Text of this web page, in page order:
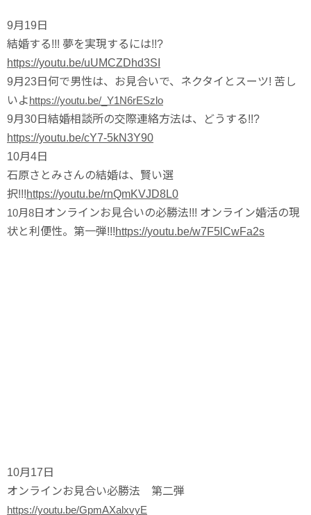
9月19日
結婚する!!! 夢を実現するには!!?
https://youtu.be/uUMCZDhd3SI
9月23日 何で男性は、お見合いで、ネクタイとスーツ! 苦し
いよhttps://youtu.be/_Y1N6rESzlo
9月30日 結婚相談所の交際連絡方法は、どうする!!?
https://youtu.be/cY7-5kN3Y90
10月4日
石原さとみさんの結婚は、賢い選
択!!!https://youtu.be/rnQmKVJD8L0
10月8日 オンラインお見合いの必勝法!!! オンライン婚活の現
状と利便性。第一弾!!!https://youtu.be/w7F5lCwFa2s
10月17日
オンラインお見合い必勝法 第二弾
https://youtu.be/GpmAXalxvyE